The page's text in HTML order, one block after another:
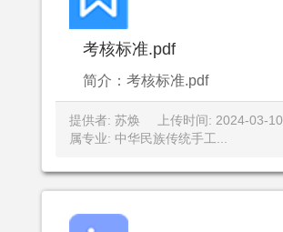
考核标准.pdf
简介：考核标准.pdf
提供者: 苏焕 上传时间: 2024-03-10
属专业: 中华民族传统手工...